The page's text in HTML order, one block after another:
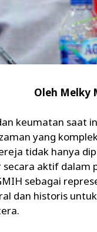
Oleh Melky
keumatan saat
yang
tidak hanya
aktif dalam
sebagai
dan historis